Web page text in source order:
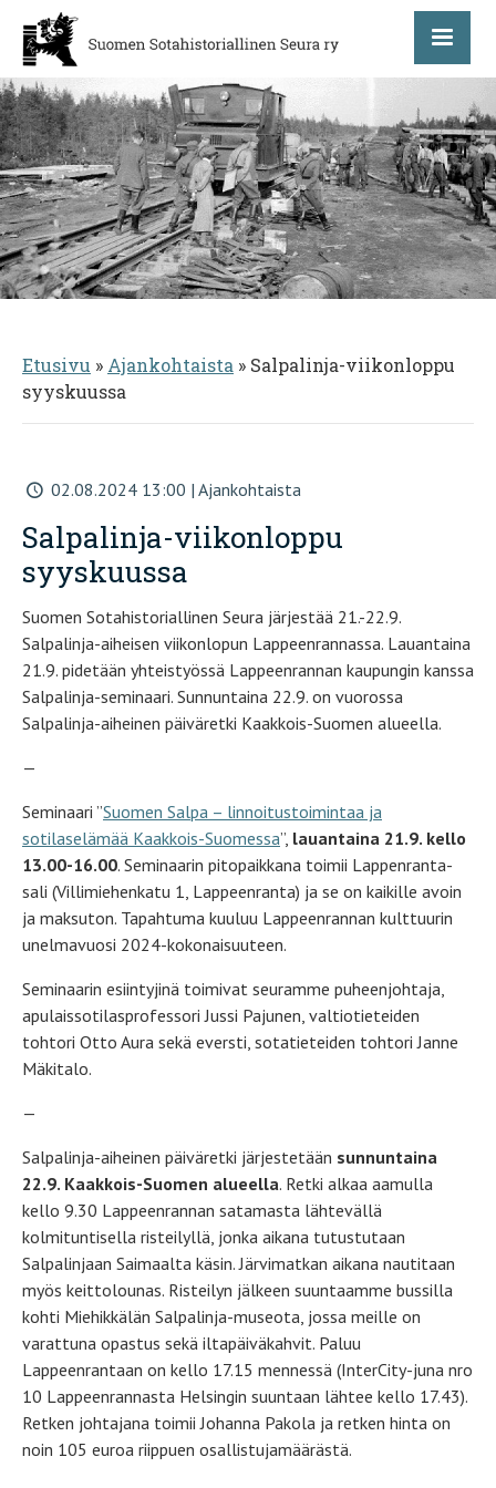
Etusivu » Ajankohtaista » Salpalinja-viikonloppu
syyskuussa
02.08.2024 13:00 | Ajankohtaista
Salpalinja-viikonloppu
syyskuussa
Suomen Sotahistoriallinen Seura järjestää 21.-22.9.
Salpalinja-aiheisen viikonlopun Lappeenrannassa. Lauantaina
21.9. pidetään yhteistyössä Lappeenrannan kaupungin kanssa
Salpalinja-seminaari. Sunnuntaina 22.9. on vuorossa
Salpalinja-aiheinen päiväretki Kaakkois-Suomen alueella.
—
Seminaari ”Suomen Salpa – linnoitustoimintaa ja
sotilaselämää Kaakkois-Suomessa”, lauantaina 21.9. kello
13.00-16.00. Seminaarin pitopaikkana toimii Lappenranta-
sali (Villimiehenkatu 1, Lappeenranta) ja se on kaikille avoin
ja maksuton. Tapahtuma kuuluu Lappeenrannan kulttuurin
unelmavuosi 2024-kokonaisuuteen.
Seminaarin esiintyjinä toimivat seuramme puheenjohtaja,
apulaissotilasprofessori Jussi Pajunen, valtiotieteiden
tohtori Otto Aura sekä eversti, sotatieteiden tohtori Janne
Mäkitalo.
—
Salpalinja-aiheinen päiväretki järjestetään sunnuntaina
22.9. Kaakkois-Suomen alueella. Retki alkaa aamulla
kello 9.30 Lappeenrannan satamasta lähtevällä
kolmituntisella risteilyllä, jonka aikana tutustutaan
Salpalinjaan Saimaalta käsin. Järvimatkan aikana nautitaan
myös keittolounas. Risteilyn jälkeen suuntaamme bussilla
kohti Miehikkälän Salpalinja-museota, jossa meille on
varattuna opastus sekä iltapäiväkahvit. Paluu
Lappeenrantaan on kello 17.15 mennessä (InterCity-juna nro
10 Lappeenrannasta Helsingin suuntaan lähtee kello 17.43).
Retken johtajana toimii Johanna Pakola ja retken hinta on
noin 105 euroa riippuen osallistujamäärästä.